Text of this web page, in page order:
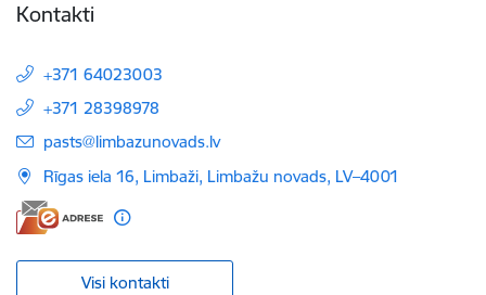
Kontakti
+371 64023003
+371 28398978
E-pasts:
pasts@limbazunovads.lv
Rīgas iela 16, Limbaži, Limbažu novads, LV–4001
Visi kontakti